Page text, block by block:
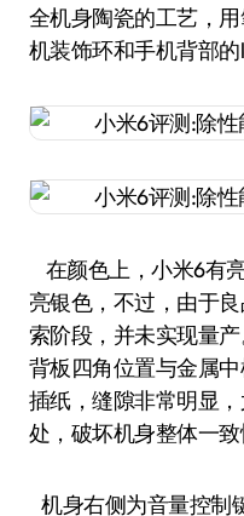
全机身陶瓷的工艺，
机装饰环和手机背部的
在颜色上，小米6有
亮银色，不过，由于
索阶段，并未实现量
背板四角位置与金属
插纸，缝隙非常明显
处，破坏机身整体一致
机身右侧为音量控制